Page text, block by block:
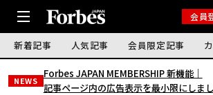
会員
新着記事 人気記事 会員限定記事
NEWS
Forbes JAPAN MEMBERSHIP 新機能｜
記事ページ内の広告表示を最小限にしま